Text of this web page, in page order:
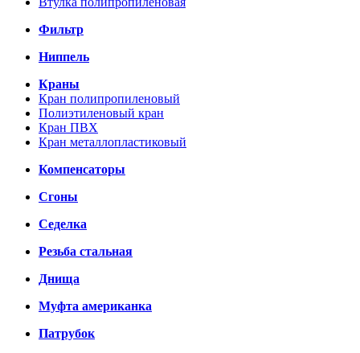
Фильтр
Ниппель
Краны
Кран полипропиленовый
Полиэтиленовый кран
Кран ПВХ
Кран металлопластиковый
Компенсаторы
Сгоны
Седелка
Резьба стальная
Днища
Муфта американка
Патрубок